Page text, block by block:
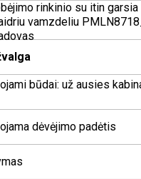
rinkinio su itin garsia
vamzdeliu PMLN8718_
būdai: už ausies
dėvėjimo padėtis